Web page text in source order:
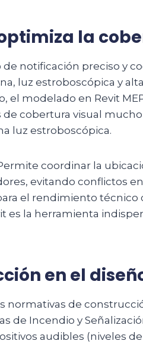
la
notificación preciso y
luz estroboscópica y
modelado en Revit
cobertura visual
luz estroboscópica.
coordinar la
evitando conflictos
el rendimiento técnico
es la herramienta
en el
de
de Incendio y
audibles (niveles